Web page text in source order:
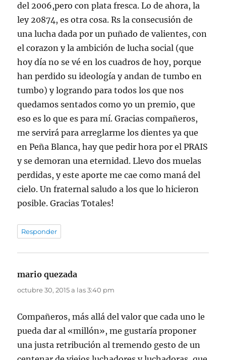
del 2006,pero con plata fresca. Lo de ahora, la
ley 20874, es otra cosa. Rs la consecusión de
una lucha dada por un puñado de valientes, con
el corazon y la ambición de lucha social (que
hoy día no se vé en los cuadros de hoy, porque
han perdido su ideología y andan de tumbo en
tumbo) y logrando para todos los que nos
quedamos sentados como yo un premio, que
eso es lo que es para mí. Gracias compañeros,
me servirá para arreglarme los dientes ya que
en Peña Blanca, hay que pedir hora por el PRAIS
y se demoran una eternidad. Llevo dos muelas
perdidas, y este aporte me cae como maná del
cielo. Un fraternal saludo a los que lo hicieron
posible. Gracias Totales!
Responder
mario quezada
octubre 30, 2015 a las 3:40 pm
Compañeros, más allá del valor que cada uno le
pueda dar al «millón», me gustaría proponer
una justa retribución al tremendo gesto de un